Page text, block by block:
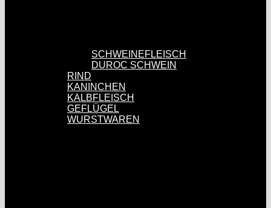
SCHWEINEFLEISCH
DUROC SCHWEIN
RIND
KANINCHEN
KALBFLEISCH
GEFLÜGEL
WURSTWAREN